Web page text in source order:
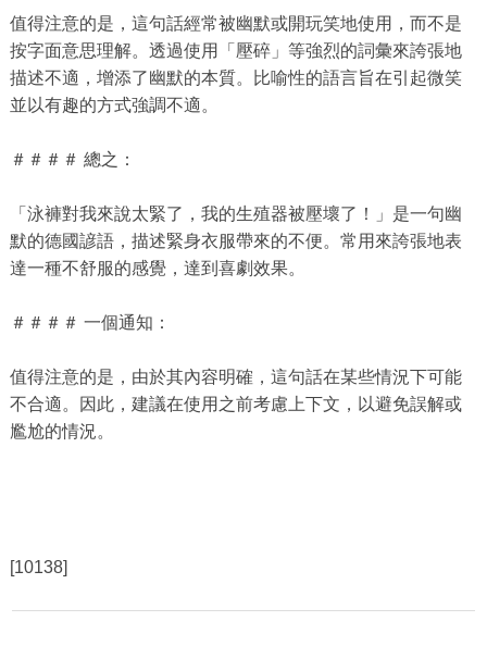
值得注意的是，這句話經常被幽默或開玩笑地使用，而不是
按字面意思理解。透過使用「壓碎」等強烈的詞彙來誇張地
描述不適，增添了幽默的本質。比喻性的語言旨在引起微笑
並以有趣的方式強調不適。
＃＃＃＃ 總之：
「泳褲對我來說太緊了，我的生殖器被壓壞了！」是一句幽
默的德國諺語，描述緊身衣服帶來的不便。常用來誇張地表
達一種不舒服的感覺，達到喜劇效果。
＃＃＃＃ 一個通知：
值得注意的是，由於其內容明確，這句話在某些情況下可能
不合適。因此，建議在使用之前考慮上下文，以避免誤解或
尷尬的情況。
[10138]